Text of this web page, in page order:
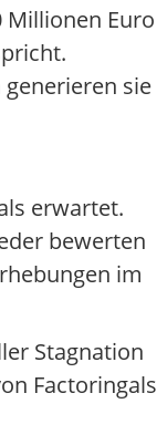
Euro
sie
erwartet.
bewerten
im
Stagnation
Factoringals